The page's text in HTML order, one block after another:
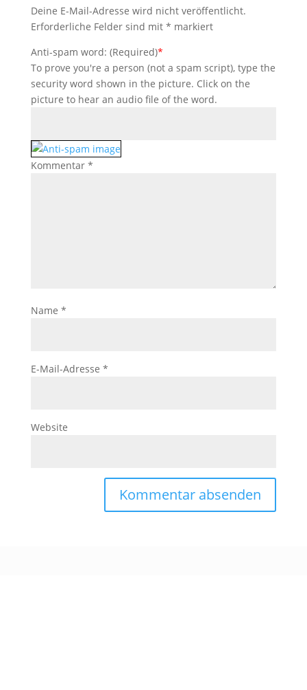
Deine E-Mail-Adresse wird nicht veröffentlicht.
Erforderliche Felder sind mit * markiert
Anti-spam word: (Required)*
To prove you're a person (not a spam script), type the
security word shown in the picture. Click on the
picture to hear an audio file of the word.
Kommentar *
Name *
E-Mail-Adresse *
Website